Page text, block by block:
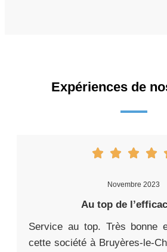
Expériences de
Novembre 2023
Au top de
Service au top. Très bonne
cette société à Bruyères-le-